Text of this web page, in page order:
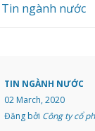
Tin ngành nước
TIN NGÀNH NƯỚC
02 March, 2020
Đăng bởi Công ty cổ